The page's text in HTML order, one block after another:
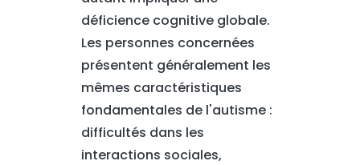
déficience cognitive globale.
Les personnes concernées
présentent généralement les
mêmes caractéristiques
fondamentales de l'autisme :
difficultés dans les
interactions sociales,